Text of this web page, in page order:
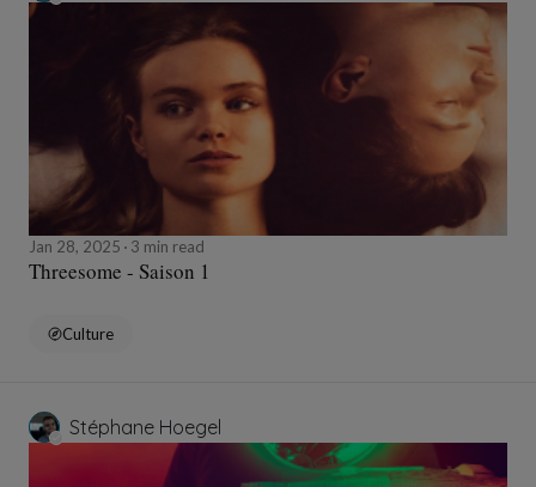
Jan 28, 2025 3 min read
Threesome - Saison 1
Culture
Stéphane Hoegel